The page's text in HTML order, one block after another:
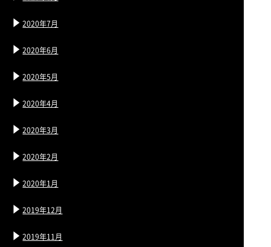
2020年7月
2020年6月
2020年5月
2020年4月
2020年3月
2020年2月
2020年1月
2019年12月
2019年11月